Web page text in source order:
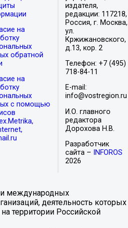
на
обратной
на
с помощью
издателя,
редакции: 117218,
Россия, г. Москва,
ул.
Кржижановского,
д.13, кор. 2
Телефон: +7 (495)
718-84-11
E-mail:
info@vostregion.ru
И.О. главного
редактора
Дорохова Н.В.
Разработчик
сайта –
INFOROS
2026
международных
деятельность которых
территории Российской